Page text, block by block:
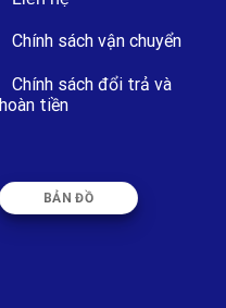
Chính sách vận chuyển
Chính sách đổi trả và
hoàn tiền
BẢN ĐỒ